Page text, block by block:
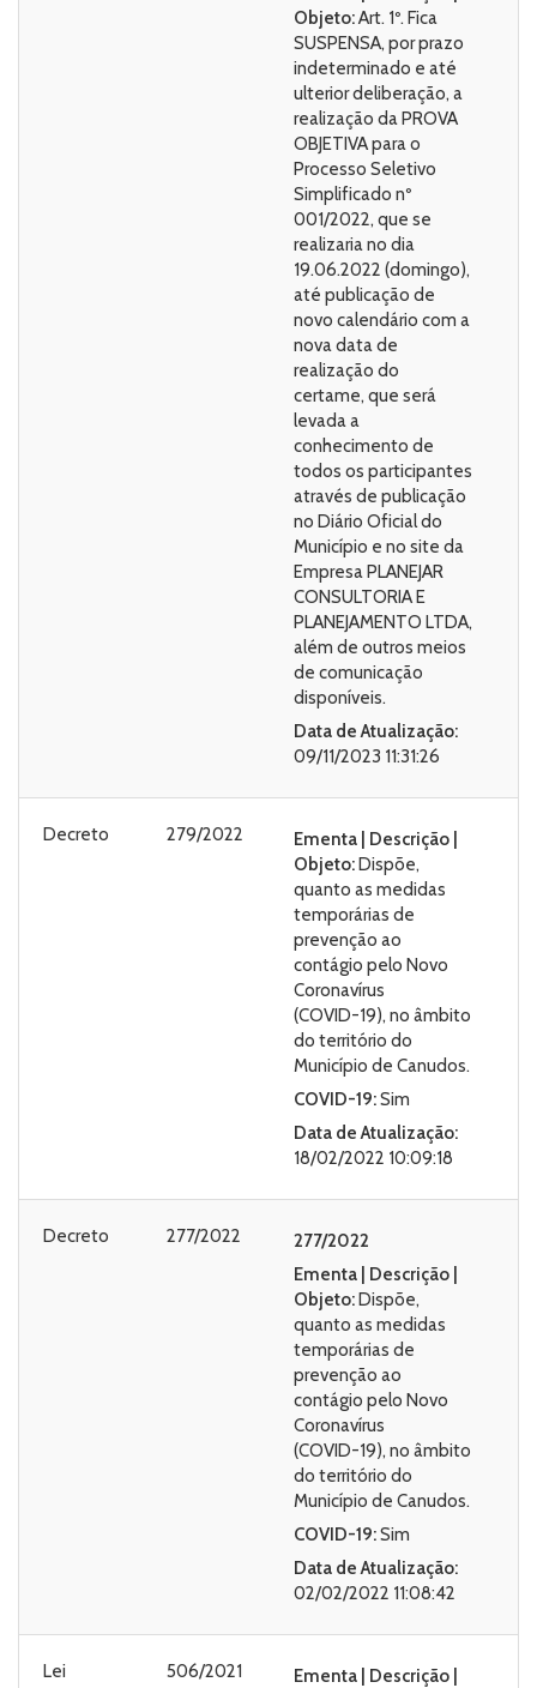
Objeto:Art. 1º. Fica
SUSPENSA, por prazo
indeterminado e até
ulterior deliberação, a
realização da PROVA
OBJETIVA para o
Processo Seletivo
Simplificado nº
001/2022, que se
realizaria no dia
19.06.2022 (domingo),
até publicação de
novo calendário com a
nova data de
realização do
certame, que será
levada a
conhecimento de
todos os participantes
através de publicação
no Diário Oficial do
Município e no site da
Empresa PLANEJAR
CONSULTORIA E
PLANEJAMENTO LTDA,
além de outros meios
de comunicação
disponíveis.
Data de Atualização:
09/11/2023 11:31:26
Decreto 279/2022
Ementa | Descrição |
Objeto:Dispõe,
quanto as medidas
temporárias de
prevenção ao
contágio pelo Novo
Coronavírus
(COVID-19), no âmbito
do território do
Município de Canudos.
COVID-19:Sim
Data de Atualização:
18/02/2022 10:09:18
Decreto 277/2022
277/2022
Ementa | Descrição |
Objeto:Dispõe,
quanto as medidas
temporárias de
prevenção ao
contágio pelo Novo
Coronavírus
(COVID-19), no âmbito
do território do
Município de Canudos.
COVID-19:Sim
Data de Atualização:
02/02/2022 11:08:42
Lei 506/2021
Ementa | Descrição |